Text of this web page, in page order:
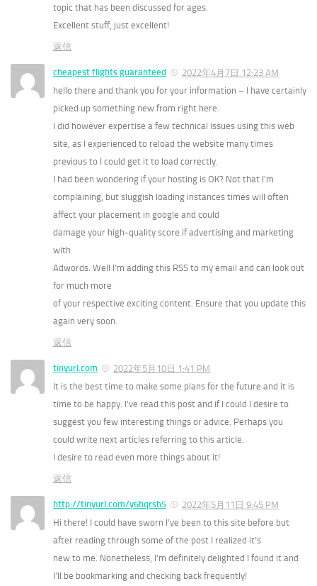
topic that has been discussed for ages.
Excellent stuff, just excellent!
返信
cheapest flights guaranteed
2022年4月7日 12:23 AM
hello there and thank you for your information – I have certainly
picked up something new from right here.
I did however expertise a few technical issues using this web
site, as I experienced to reload the website many times
previous to I could get it to load correctly.
I had been wondering if your hosting is OK? Not that I’m
complaining, but sluggish loading instances times will often
affect your placement in google and could
damage your high-quality score if advertising and marketing
with
Adwords. Well I’m adding this RSS to my email and can look out
for much more
of your respective exciting content. Ensure that you update this
again very soon.
返信
tinyurl.com
2022年5月10日 1:41 PM
It is the best time to make some plans for the future and it is
time to be happy. I’ve read this post and if I could I desire to
suggest you few interesting things or advice. Perhaps you
could write next articles referring to this article.
I desire to read even more things about it!
返信
http://tinyurl.com/y6hqrsh5
2022年5月11日 9:45 PM
Hi there! I could have sworn I’ve been to this site before but
after reading through some of the post I realized it’s
new to me. Nonetheless, I’m definitely delighted I found it and
I’ll be bookmarking and checking back frequently!